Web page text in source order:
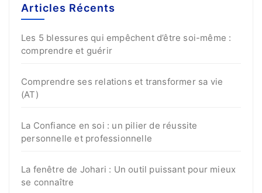
Articles Récents
Les 5 blessures qui empêchent d’être soi-même :
comprendre et guérir
Comprendre ses relations et transformer sa vie
(AT)
La Confiance en soi : un pilier de réussite
personnelle et professionnelle
La fenêtre de Johari : Un outil puissant pour mieux
se connaître